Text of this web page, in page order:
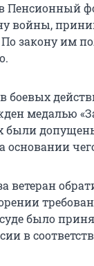
Пенсионный
войны,
закону им
боевых
медалью
были
основании
ветеран
было
в